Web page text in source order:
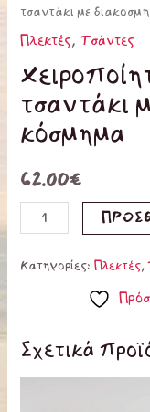
τσαντάκι με
Πλεκτές, Τσάντες
τσαντάκι
κόσμημα
62.00€
Κατηγορίες: Πλεκτές,
Σχετικά